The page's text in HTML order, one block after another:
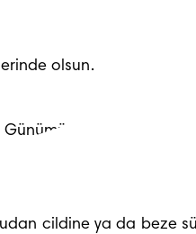
olsun.
Günümüzde ıslak
cildine ya da beze